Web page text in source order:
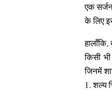
एक
के लिए
किसी
जिनमें
1. शल्य